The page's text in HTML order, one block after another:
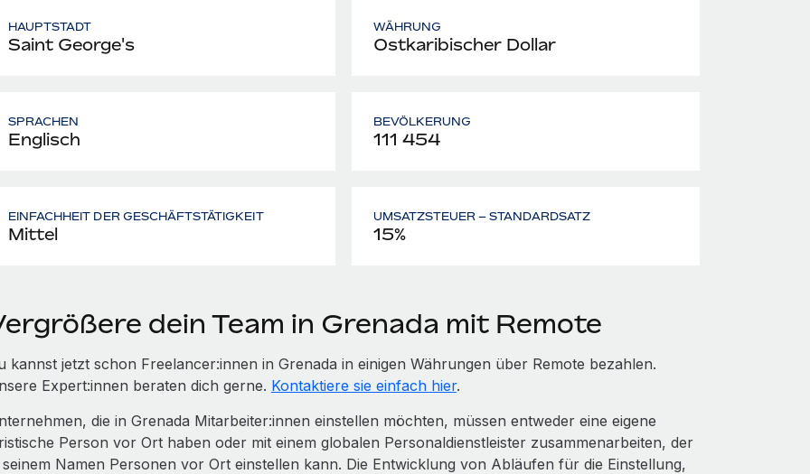
HAUPTSTADT
Saint George's
WÄHRUNG
Ostkaribischer Dollar
SPRACHEN
Englisch
BEVÖLKERUNG
111 454
EINFACHHEIT DER GESCHÄFTSTÄTIGKEIT
Mittel
UMSATZSTEUER – STANDARDSATZ
15%
dein Team in Grenada mit Remote
kannst jetzt schon Freelancer:innen in Grenada in einigen Währungen über Remote bezahlen.
Expert:innen beraten dich gerne. Kontaktiere sie einfach hier.
die in Grenada Mitarbeiter:innen einstellen möchten, müssen entweder eine eigene
Person vor Ort haben oder mit einem globalen Personaldienstleister zusammenarbeiten, der
Namen Personen vor Ort einstellen kann. Die Entwicklung von Abläufen für die Einstellung,